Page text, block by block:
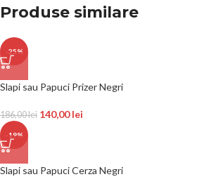
Produse similare
-25%
Slapi sau Papuci Prizer Negri
186,00lei 140,00lei
-19%
Slapi sau Papuci Cerza Negri